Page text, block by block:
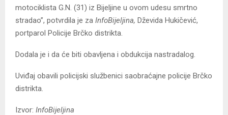
motociklista G.N. (31) iz Bijeljine u ovom udesu smrtno
stradao”, potvrdila je za InfoBijeljina, Dževida Hukičević,
portparol Policije Brčko distrikta.
Dodala je i da će biti obavljena i obdukcija nastradalog.
Uviđaj obavili policijski službenici saobraćajne policije Brčko
distrikta.
Izvor: InfoBijeljina